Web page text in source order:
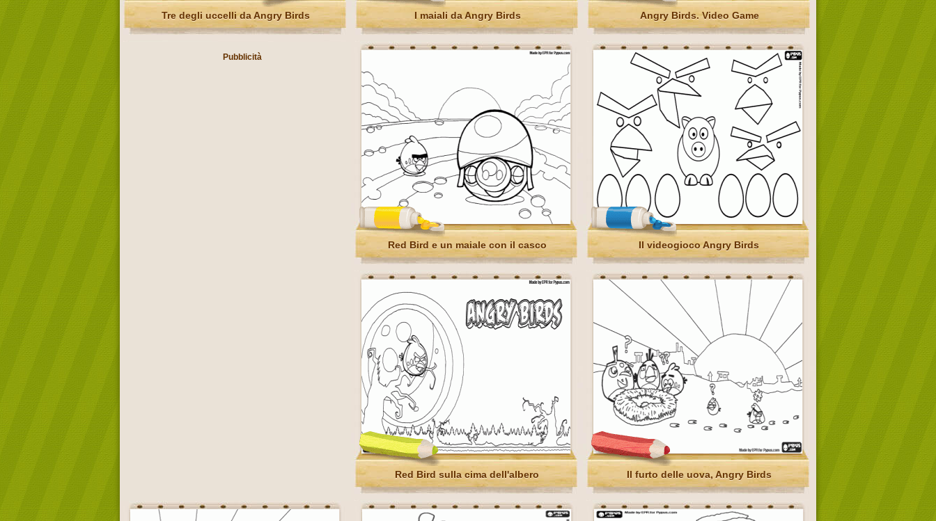
Tre degli uccelli da Angry Birds I maiali da Angry Birds Angry Birds. Video Game
Pubblicità
Red Bird e un maiale con il casco Il videogioco Angry Birds
Red Bird sulla cima dell'albero Il furto delle uova, Angry Birds